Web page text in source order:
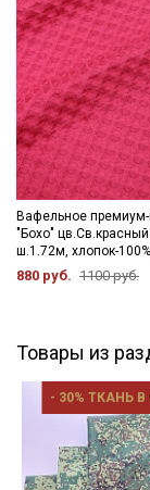
Вафельное
"Бохо" цв.Св.красный
ш.1.72м, хлопок-
880 руб. 1100 руб.
Товары из
- 30% ТКАНЬ